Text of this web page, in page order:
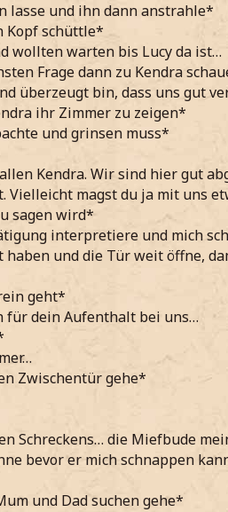
lasse und ihn dann anstrahle*
Kopf schüttle*
wollten warten bis Lucy da ist…
Frage dann zu Kendra
überzeugt bin, dass uns gut
ihr Zimmer zu zeigen*
und grinsen muss*
Kendra. Wir sind hier gut
Vielleicht magst du ja mit uns
sagen wird*
interpretiere und mich
und die Tür weit öffne,
geht*
für dein Aufenthalt bei uns…
Zwischentür gehe*
Schreckens… die Miefbude
bevor er mich schnappen
und Dad suchen gehe*